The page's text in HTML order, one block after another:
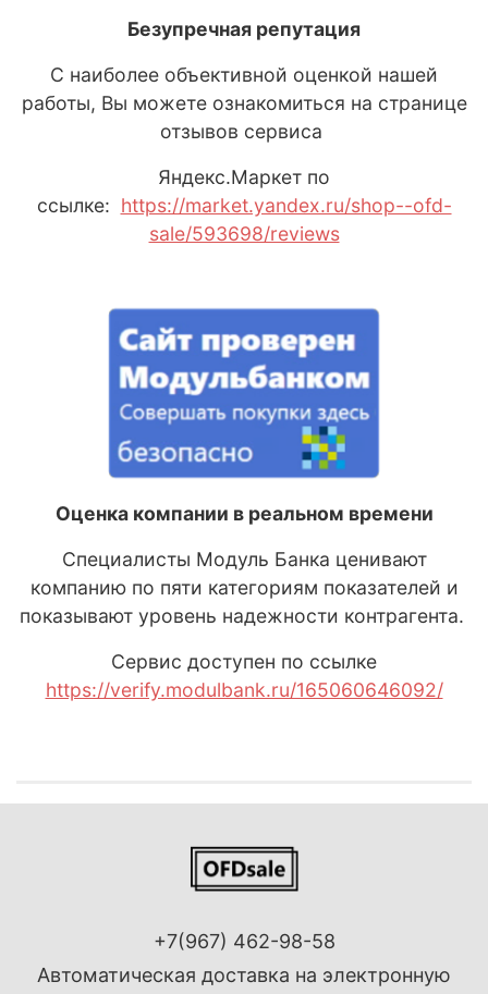
Безупречная репутация
С наиболее объективной оценкой нашей
работы, Вы можете ознакомиться на странице
отзывов сервиса
Яндекс.Маркет по
ссылке: https://market.yandex.ru/shop--ofd-
sale/593698/reviews
Оценка компании в реальном времени
Специалисты Модуль Банка ценивают
компанию по пяти категориям показателей и
показывают уровень надежности контрагента.
Сервис доступен по ссылке
https://verify.modulbank.ru/165060646092/
+7(967) 462-98-58
Автоматическая доставка на электронную